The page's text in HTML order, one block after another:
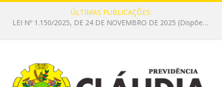
ÚLTIMAS PUBLICAÇÕES:
LEI Nº 1.150/2025, DE 24 DE NOVEMBRO DE 2025 (Dispõe sobre alteração do art. 3º da Lei no 962/2022 para reajustar o valor do auxílio alimentação vigente e dá outras providências.)